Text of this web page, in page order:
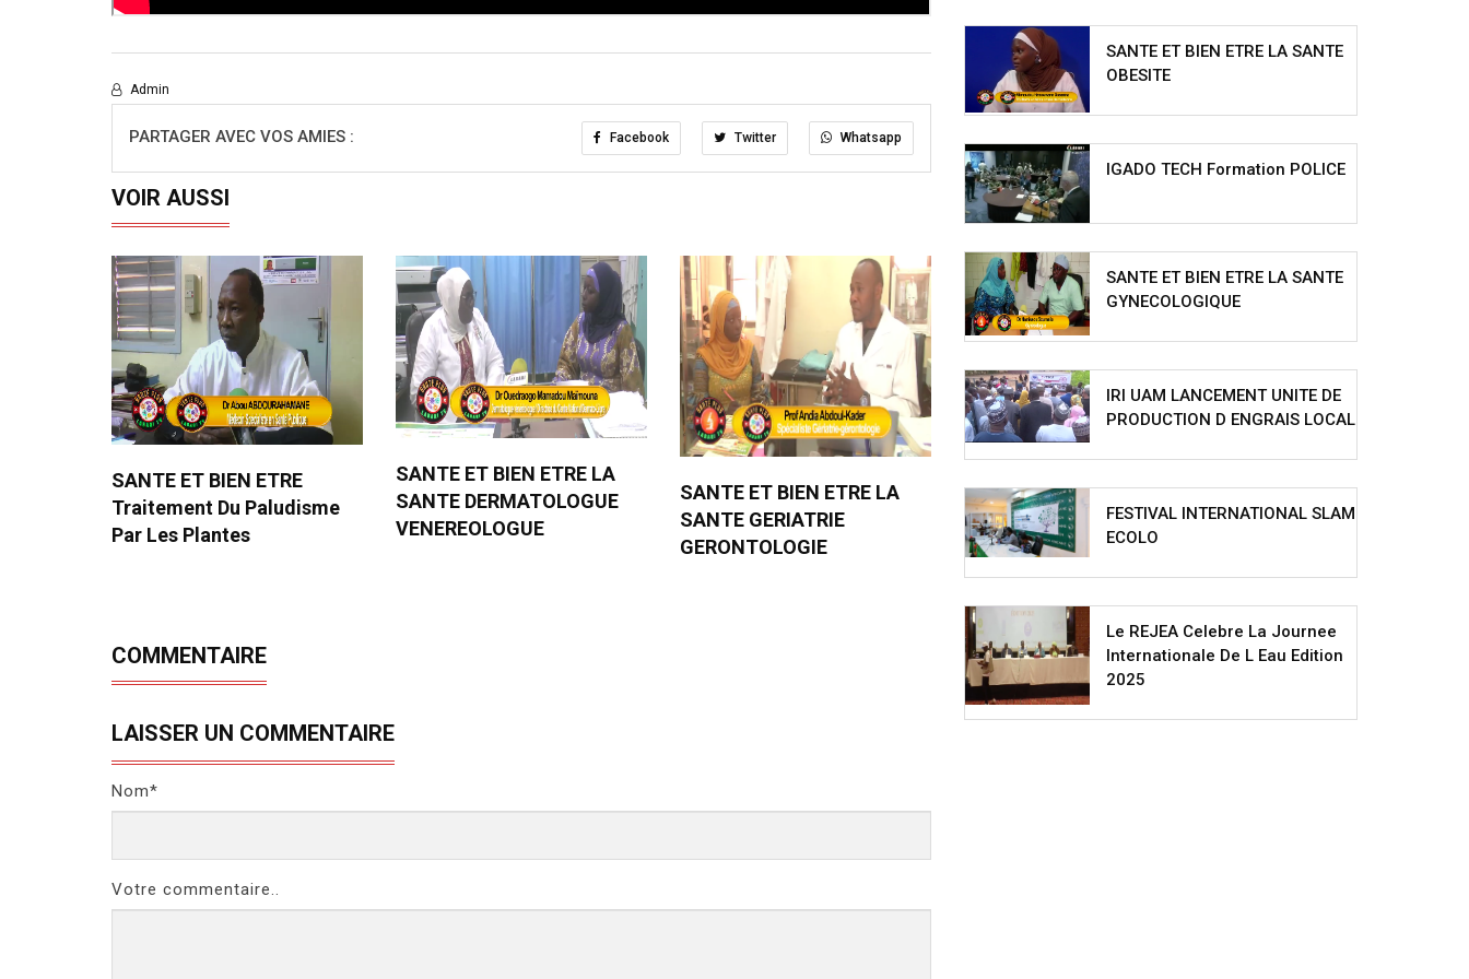
Admin
PARTAGER AVEC VOS AMIES : Facebook Twitter Whatsapp
VOIR AUSSI
SANTE ET BIEN ETRE
Traitement Du Paludisme
Par Les Plantes
SANTE ET BIEN ETRE LA
SANTE DERMATOLOGUE
VENEREOLOGUE
SANTE ET BIEN ETRE LA
SANTE GERIATRIE
GERONTOLOGIE
COMMENTAIRE
LAISSER UN COMMENTAIRE
Nom*
Votre commentaire..
SANTE ET BIEN ETRE LA SANTE
OBESITE
IGADO TECH Formation POLICE
SANTE ET BIEN ETRE LA SANTE
GYNECOLOGIQUE
IRI UAM LANCEMENT UNITE DE
PRODUCTION D ENGRAIS LOCAL
FESTIVAL INTERNATIONAL SLAM
ECOLO
Le REJEA Celebre La Journee
Internationale De L Eau Edition
2025